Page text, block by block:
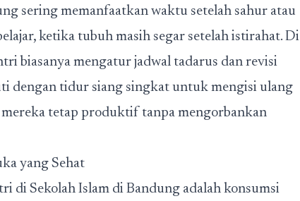
sering memanfaatkan waktu setelah sahur atau
ketika tubuh masih segar setelah istirahat. Di
biasanya mengatur jadwal tadarus dan revisi
dengan tidur siang singkat untuk mengisi ulang
tetap produktif tanpa mengorbankan
yang Sehat
di Sekolah Islam di Bandung adalah konsumsi